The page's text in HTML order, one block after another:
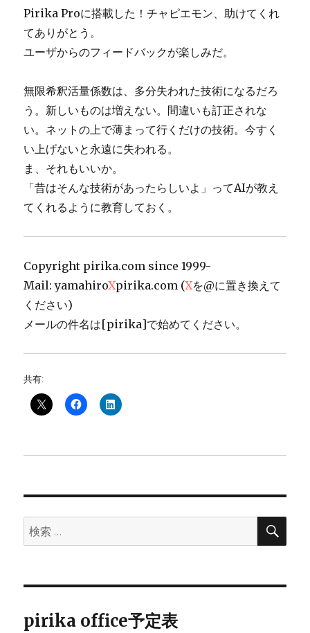
Pirika Proに搭載した！チャピエモン、助けてくれ
てありがとう。
ユーザからのフィードバックが楽しみだ。
無限希釈活量係数は、多分失われた技術になるだろ
う。新しいものは増えない。間違いも訂正されな
い。ネットの上で薄まって行くだけの技術。今すく
い上げないと永遠に失われる。
ま、それもいいか。
「昔はそんな技術があったらしいよ」ってAIが教え
てくれるように教育しておく。
Copyright pirika.com since 1999-
Mail: yamahiroXpirika.com (Xを@に置き換えて
ください)
メールの件名は[pirika]で始めてください。
共有:
検
索:
検
pirika office予定表